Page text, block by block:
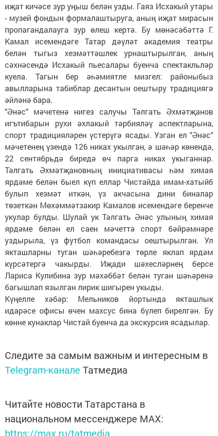
иҗат кичәсе зур уңыш белән узды. Гаяз Исхакый утары
- музей фондын формалаштыруга, аның иҗат мирасын
пропагандалауга зур өлеш кертә. Бу мөнәсәбәттә Г.
Камал исемендәге Татар дәүләт академия театры
белән тыгыз хезмәттәшлек урнаштырылган, аның
сәхнәсендә Исхакый пьесалары буенча спектакльләр
куела. Тагын бер әһәмиятле мизгел: районыбыз
авылларына табиблар десантын оештыру традициягә
әйләнә бара.
"Әнәс" мәчетенә нигез салучы Тәлгать Әхмәтҗанов
игътибарын рухи әхлакый тәрбияләү аспектларына,
спорт традицияләрен үстерүгә ясады. Узган ел "Әнәс"
мәчетенең үзендә 126 никах укылган, ә шәһәр көнендә,
22 сентябрьдә биредә өч парга никах укыганнар.
Тәлгать Әхмәтҗановның инициативасы һәм химая
ярдәме белән быел күп еллар Чистайда имам-хатыйб
булып хезмәт иткән, үз акчасына дини биналар
төзеткән Мөхәммәтзакир Камалов исемендәге беренче
укулар булды. Шулай ук Тәлгать Әнәс улының химая
ярдәме белән ел саен мәчеттә спорт бәйрәмнәре
уздырыла, үз футбол командасы оештырылган. Ул
якташларны туган шәһәребезгә төрле яклап ярдәм
күрсәтергә чакырды. Иҗади шәхесләрнең берсе
Лариса Кулибина зур мәхәббәт белән туган шәһәренә
багышлап язылган лирик шигырен укыды.
Күңелле хәбәр: Мельников йортында якташлык
идарәсе офисы өчен махсус бина бүлеп бирелгән. Бу
көнне кунаклар Чистай буенча да экскурсия ясадылар.
Следите за самым важным и интересным в
Telegram-канале Татмедиа
Читайте новости Татарстана в
национальном мессенджере MАХ:
https://max.ru/tatmedia